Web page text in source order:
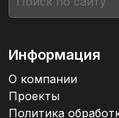
Информация
О компании
Проекты
Политика